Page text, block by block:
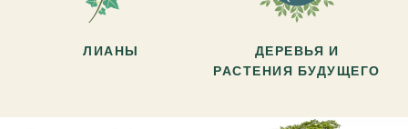
ЛИАНЫ
ДЕРЕВЬЯ И
РАСТЕНИЯ БУДУЩЕГО